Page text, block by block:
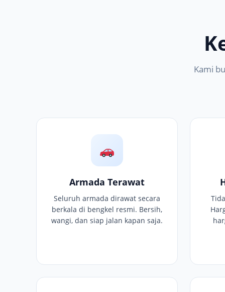
Kami
Armada Terawat
Seluruh armada dirawat secara
berkala di bengkel resmi. Bersih,
wangi, dan siap jalan kapan saja.